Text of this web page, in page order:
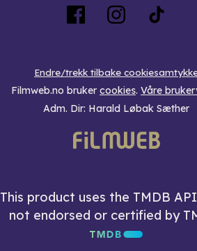
Endre/trekk tilbake
Filmweb.no bruker cookies. Våre
Adm. Dir: Harald Løbak Sæther
This product uses the TMDB
not endorsed or certified by